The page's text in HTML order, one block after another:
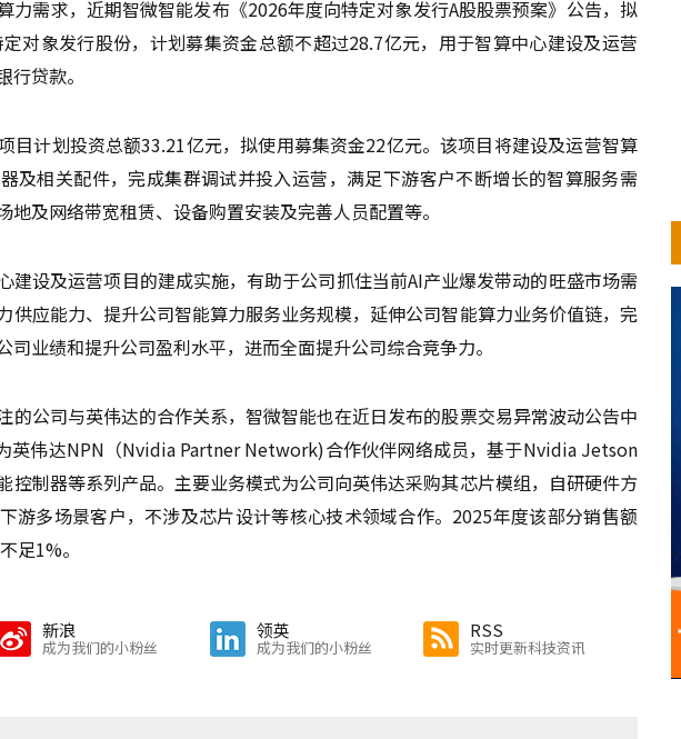
力需求，近期智微智能发布《2026年度向特定对象发行A股股票预案》公告，拟
对象发行股份，计划募集资金总额不超过28.7亿元，用于智算中心建设及运营
贷款。
目计划投资总额33.21亿元，拟使用募集资金22亿元。该项目将建设及运营智算
及相关配件，完成集群调试并投入运营，满足下游客户不断增长的智算服务需
及网络带宽租赁、设备购置安装及完善人员配置等。
建设及运营项目的建成实施，有助于公司抓住当前AI产业爆发带动的旺盛市场需
供应能力、提升公司智能算力服务业务规模，延伸公司智能算力业务价值链，完
业绩和提升公司盈利水平，进而全面提升公司综合竞争力。
的公司与英伟达的合作关系，智微智能也在近日发布的股票交易异常波动公告中
英伟达NPN（Nvidia Partner Network)合作伙伴网络成员，基于Nvidia Jetson
控制器等系列产品。主要业务模式为公司向英伟达采购其芯片模组，自研硬件方
游多场景客户，不涉及芯片设计等核心技术领域合作。2025年度该部分销售额
足1%。
新浪
成为我们的小粉丝
领英
成为我们的小粉丝
RSS
实时更新科技资讯